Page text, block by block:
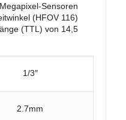
Sensoren
(HFOV 116)
(TTL) von 14,5
1/3″
2.7mm